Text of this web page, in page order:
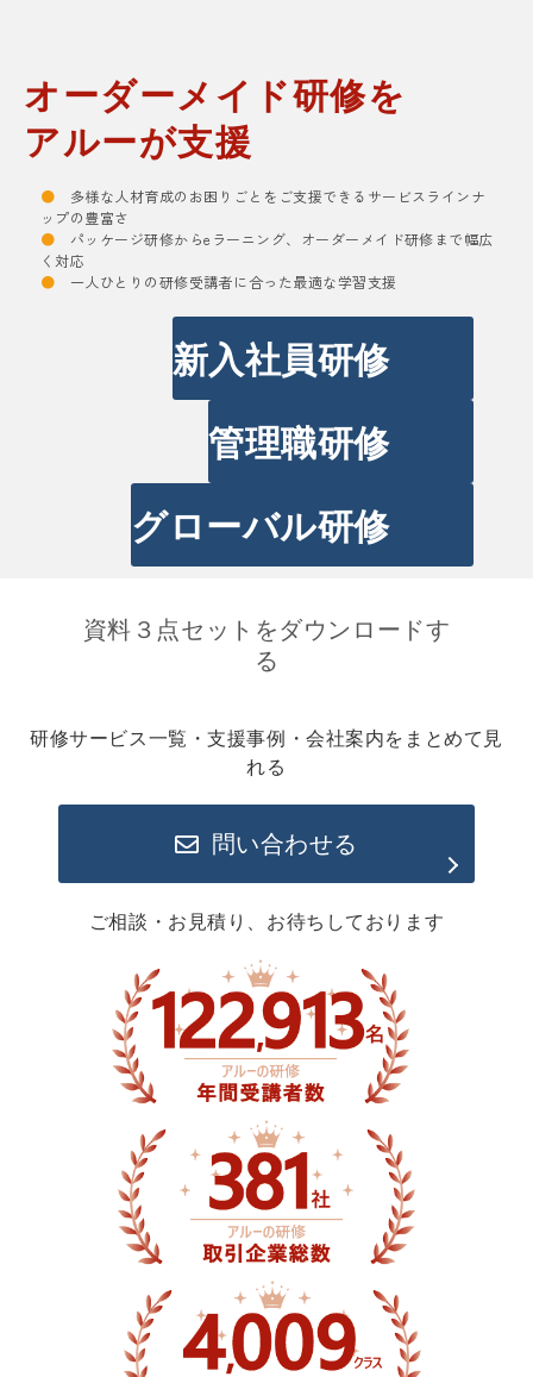
オーダーメイド研修を
アルーが支援
● 多様な人材育成のお困りごとをご支援できるサービスラインナ
ップの豊富さ
● パッケージ研修からeラーニング、オーダーメイド研修まで幅広
く対応
● 一人ひとりの研修受講者に合った最適な学習支援
新入社員研修
管理職研修
グローバル研修
資料３点セットをダウンロードす
る
研修サービス一覧・支援事例・会社案内をまとめて見
れる
問い合わせる
ご相談・お見積り、お待ちしております